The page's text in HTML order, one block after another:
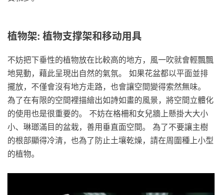
植物架: 植物支撑架和移动用具
不妨把下垂性的植物放在比較高的地方，風一吹就會輕飄飄
地晃動，藉此呈現出自然的氣氛。 如果花盆都以平面並排
擺放，不僅會沒有地方走路，也會讓空間變得索然無味。
為了在有限的空間裡描繪出如詩如畫的風景，將空間立體化
的使用也是很重要的。 不妨在格柵和女兒牆上懸掛大大小
小、琳瑯滿目的盆栽，善用垂直面空間。 為了不要讓主樹
的根部顯得冷清，也為了防止土壤乾燥，請在周圍種上小型
的植物。